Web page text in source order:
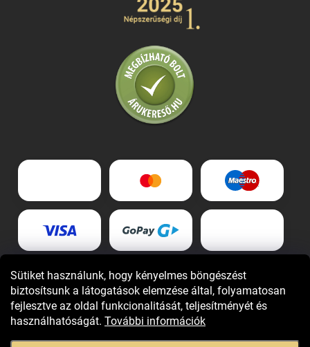
Sütiket használunk, hogy kényelmes böngészést
biztosítsunk a látogatások elemzése által, folyamatosan
fejlesztve az oldal funkcionalitását, teljesítményét és
használhatóságát. További információk